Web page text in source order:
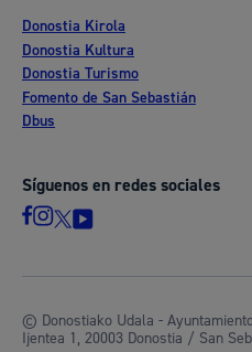
Donostia Kirola
Donostia Kultura
Donostia Turismo
Fomento de San Sebastián
Dbus
Síguenos en redes sociales
© Donostiako Udala -
Ijentea 1, 20003 Donostia / San